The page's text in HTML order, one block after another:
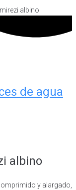
albino
de agua
albino
y alargado,